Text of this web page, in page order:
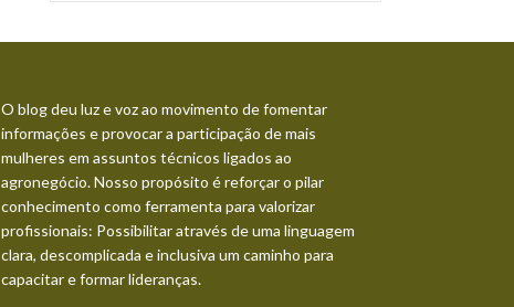
O blog deu luz e voz ao movimento de fomentar
informações e provocar a participação de mais
mulheres em assuntos técnicos ligados ao
agronegócio. Nosso propósito é reforçar o pilar
conhecimento como ferramenta para valorizar
profissionais: Possibilitar através de uma linguagem
clara, descomplicada e inclusiva um caminho para
capacitar e formar lideranças.